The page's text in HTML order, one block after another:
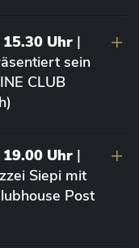
Uhr |
sein
CLUB
Uhr |
Siepi mit
Post